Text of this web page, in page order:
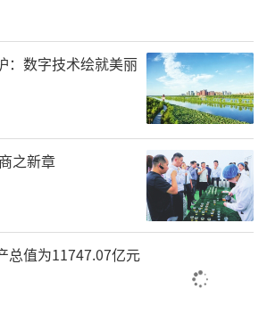
砚颇受年轻人喜爱。图片由受访者提供
数字技术绘就美丽
之新章
总值为11747.07亿元